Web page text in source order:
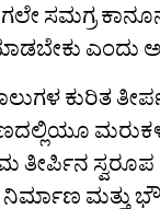
ಸಮಗ್ರ
ಎಂದು
ಕುರಿತ
ಸ್ವರೂಪ
ಮತ್ತು